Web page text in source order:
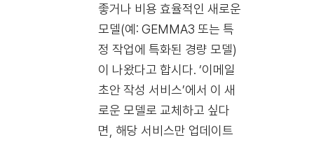
좋거나 비용 효율적인 새로운
모델(예: GEMMA3 또는 특
정 작업에 특화된 경량 모델)
이 나왔다고 합시다. ‘이메일
초안 작성 서비스’에서 이 새
로운 모델로 교체하고 싶다
면, 해당 서비스만 업데이트